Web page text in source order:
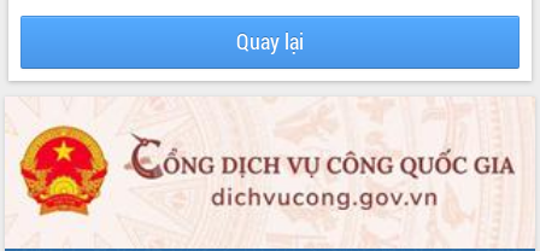
HỆ THỐNG VĂN BẢN
VĂN BẢN HĐND TỈNH
ĐIỂM TIN VĂN BẢN
QUY HOẠCH - KẾ HOẠCH
Quay lại